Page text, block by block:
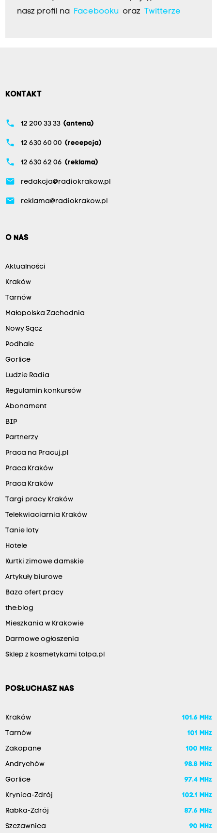
nasz profil na
Facebookuoraz Twitterze
KONTAKT
phone 12 200 33 33 (antena)
phone 12 630 60 00 (recepcja)
phone 12 630 62 06 (reklama)
email redakcja@radiokrakow.pl
email reklama@radiokrakow.pl
O NAS
Aktualności
Kraków
Tarnów
Małopolska Zachodnia
Nowy Sącz
Podhale
Gorlice
Ludzie Radia
Regulamin konkursów
Abonament
BIP
Partnerzy
Praca na Pracuj.pl
Praca Kraków
Praca Kraków
Targi pracy Kraków
Telekwiaciarnia Kraków
Tanie loty
Hotele
Kurtki zimowe damskie
Artykuły biurowe
Baza ofert pracy
the:blog
Mieszkania w Krakowie
Darmowe ogłoszenia
Sklep z kosmetykami tolpa.pl
POSŁUCHASZ NAS
Kraków 101.6 MHz
Tarnów 101 MHz
Zakopane 100 MHz
Andrychów 98.8 MHz
Gorlice 97.4 MHz
Krynica-Zdrój 102.1 MHz
Rabka-Zdrój 87.6 MHz
Szczawnica 90 MHz